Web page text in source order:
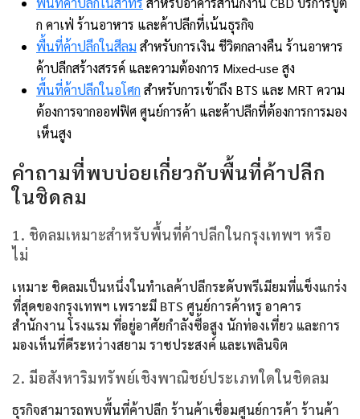
ก คาเฟ่ ร้านอาหาร และค้าปลีกที่เน้นธุรกิจ
พื้นที่ค้าปลีกในสีลม สำหรับการเงิน ชีวิตกลางคืน ร้านอาหาร
ค้าปลีกสร้างสรรค์ และความต้องการ Mixed-use สูง
พื้นที่ค้าปลีกในอโศก สำหรับการเข้าถึง BTS และ MRT ความ
ต้องการจากออฟฟิศ ศูนย์การค้า และค้าปลีกที่ต้องการการมอง
เห็นสูง
คำถามที่พบบ่อยเกี่ยวกับพื้นที่ค้าปลีก
ในชิดลม
1. ชิดลมเหมาะสำหรับพื้นที่ค้าปลีกในกรุงเทพฯ หรือ
ไม่
เหมาะ ชิดลมเป็นหนึ่งในทำเลค้าปลีกระดับพรีเมียมที่แข็งแกร่ง
ที่สุดของกรุงเทพฯ เพราะมี BTS ศูนย์การค้าหรู อาคาร
สำนักงาน โรงแรม ที่อยู่อาศัยกำลังซื้อสูง นักท่องเที่ยว และการ
มองเห็นที่ดีระหว่างสยาม ราชประสงค์ และเพลินจิต
2. มีอสังหาริมทรัพย์เชิงพาณิชย์ประเภทใดในชิดลม
ธุรกิจสามารถพบพื้นที่ค้าปลีก ร้านค้าเชื่อมศูนย์การค้า ร้านค้า